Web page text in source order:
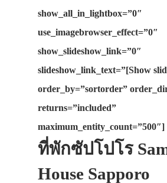
show_all_in_lightbox=”0″
use_imagebrowser_effect=”0″
show_slideshow_link=”0″
slideshow_link_text=”[Show
order_by=”sortorder”
returns=”included”
maximum_entity_count=”500″]
ที่พักซัปโปโร
House Sapporo